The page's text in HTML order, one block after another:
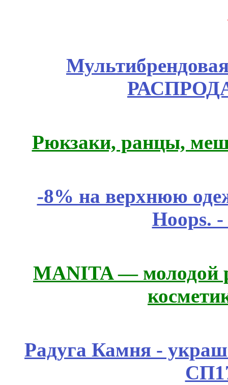
Рюкзаки, ранцы,
-8% на верхнюю
Hoops.
MANITA — молодой
Радуга Камня -